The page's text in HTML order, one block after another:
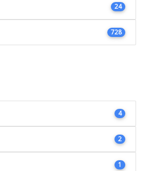
24
728
4
2
1